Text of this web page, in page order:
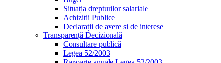
Situația drepturilor salariale
Achizitii Publice
Declarații de avere si de interese
Transparență Decizională
Consultare publică
Legea 52/2003